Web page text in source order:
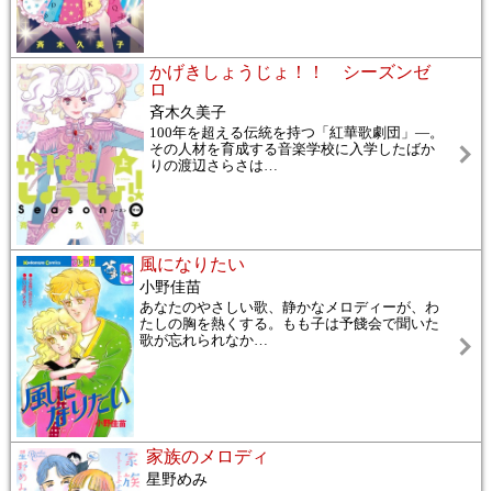
かげきしょうじょ！！ シーズンゼ
ロ
斉木久美子
100年を超える伝統を持つ「紅華歌劇団」―。
その人材を育成する音楽学校に入学したばか
りの渡辺さらさは…
風になりたい
小野佳苗
あなたのやさしい歌、静かなメロディーが、わ
たしの胸を熱くする。もも子は予餞会で聞いた
歌が忘れられなか…
家族のメロディ
星野めみ